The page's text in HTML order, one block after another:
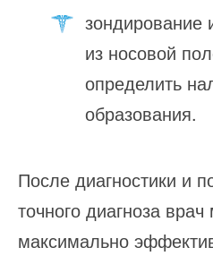
зондирование
из носовой
определить
образования.
После диагностики и
точного диагноза
максимально